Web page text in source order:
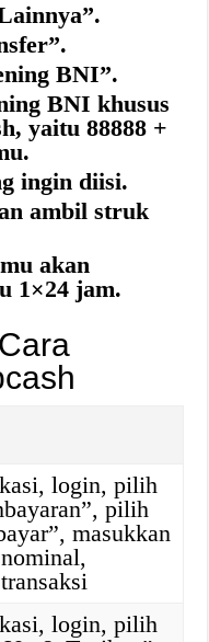
BNI”.
BNI khusus
yaitu 88888 +
ingin diisi.
ambil struk
akan
1×24 jam.
login, pilih
pilih
masukkan
login, pilih